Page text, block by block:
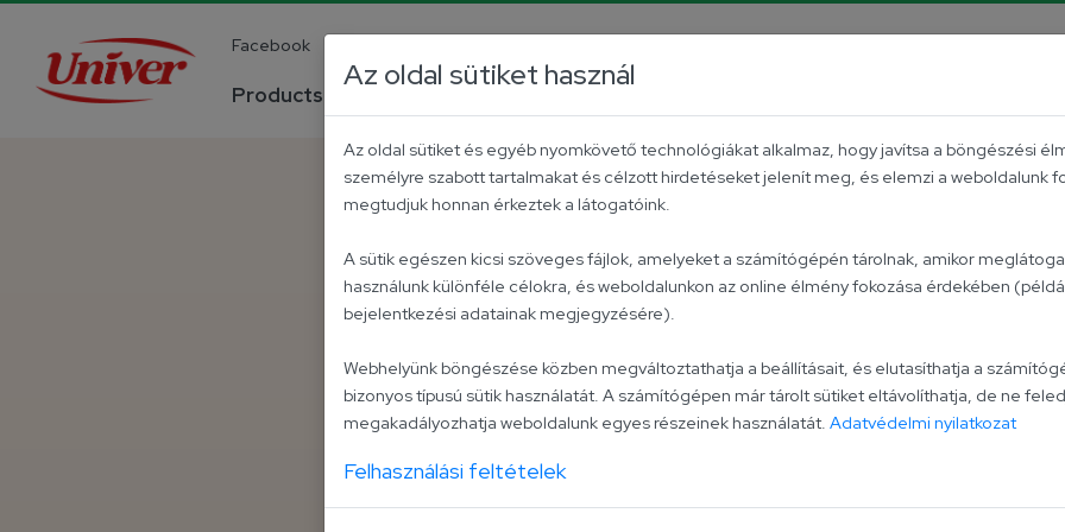
Facebook
Products
Tzatziki
Tzatziki dressing is an
Ingredients: water,
cubes (cucumber,
acetic acid, salt,
potassium sorbate)
seed, sugar, salt,
Az oldal sütiket használ
Az oldal sütiket és egyéb nyomkövető technológiákat alkalmaz, hogy javítsa a böngészési
személyre szabott tartalmakat és célzott hirdetéseket jelenít meg, és elemzi a weboldalunk
megtudjuk honnan érkeztek a látogatóink.
A sütik egészen kicsi szöveges fájlok, amelyeket a számítógépén tárolnak, amikor
használunk különféle célokra, és weboldalunkon az online élmény fokozása érdekében
bejelentkezési adatainak megjegyzésére).
Webhelyünk böngészése közben megváltoztathatja a beállításait, és elutasíthatja a
bizonyos típusú sütik használatát. A számítógépen már tárolt sütiket eltávolíthatja, de ne
megakadályozhatja weboldalunk egyes részeinek használatát. Adatvédelmi nyilatkozat
Felhasználási feltételek